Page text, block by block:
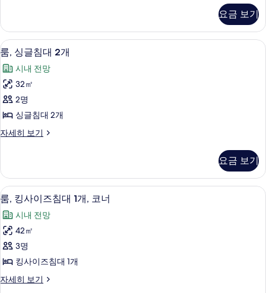
사
진
모
두
보
기
자
세
히
보
기
침
대
(여
러
개)
사
진
모
기
셜
스
위
트,
침
대
러
개)
세
요금 보기
룸,
싱
글
침
대
2
개
진
모
두
보
기
객실 내 금고, 책상, 노트북 작업 공간,
4
룸, 싱글침대 2개
시내 전망
32㎡
2명
싱글침대 2개
자세히 보기
룸,
대
개
자
세
히
기
요금 보기
룸,
킹
사
이
즈
침
대
룸, 킹사이즈침대 1개, 코너 | 객실 내
4
룸, 킹사이즈침대 1개, 코너
시내 전망
42㎡
3명
킹사이즈침대 1개
자세히 보기
룸,